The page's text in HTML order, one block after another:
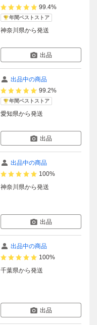
99.4%
年間ベストストア
神奈川県から発送
出品
出品中の商品
99.2%
年間ベストストア
愛知県から発送
出品
出品中の商品
100%
神奈川県から発送
出品
出品中の商品
100%
千葉県から発送
出品